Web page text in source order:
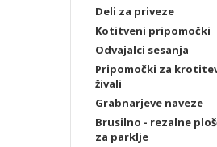
Deli za priveze
Kotitveni pripomočki
Odvajalci sesanja
Pripomočki za
živali
Grabnarjeve naveze
Brusilno - rezalne
za parklje